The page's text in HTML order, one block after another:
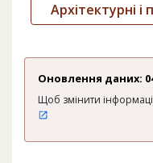
Архітектурні і
Оновлення даних:
Щоб змінити